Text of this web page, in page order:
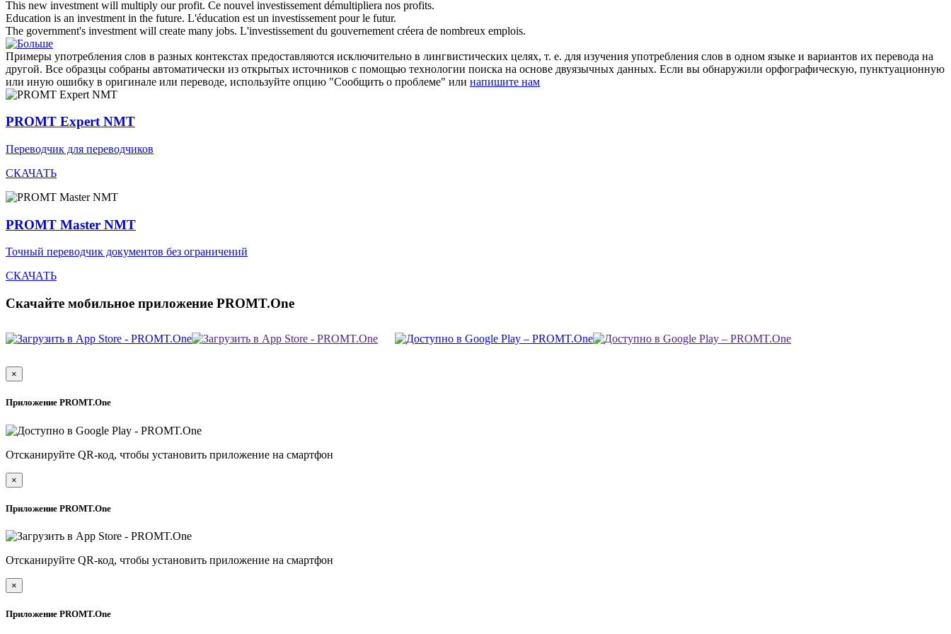
This new investment will multiply our profit. Ce nouvel investissement démultipliera nos profits.
Education is an investment in the future. L'éducation est un investissement pour le futur.
The government's investment will create many jobs. L'investissement du gouvernement créera de nombreux emplois.
Примеры употребления слов в разных контекстах предоставляются исключительно в лингвистических целях, т. е. для изучения употребления слов в одном языке и вариантов их перевода на
другой. Все образцы собраны автоматически из открытых источников с помощью технологии поиска на основе двуязычных данных. Если вы обнаружили орфографическую, пунктуационную
или иную ошибку в оригинале или переводе, используйте опцию "Сообщить о проблеме" или напишите нам
PROMT Expert NMT
Переводчик для переводчиков
СКАЧАТЬ
PROMT Master NMT
Точный переводчик документов без ограничений
СКАЧАТЬ
Скачайте мобильное приложение PROMT.One
×
Приложение PROMT.One
Отсканируйте QR-код, чтобы установить приложение на смартфон
×
Приложение PROMT.One
Отсканируйте QR-код, чтобы установить приложение на смартфон
×
Приложение PROMT.One